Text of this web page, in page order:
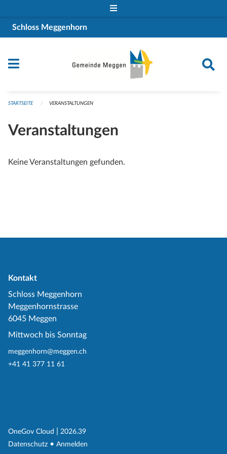
Schloss Meggenhorn
STARTSEITE VERANSTALTUNGEN
Veranstaltungen
Keine Veranstaltungen gefunden.
Kontakt
Schloss Meggenhorn
Meggenhornstrasse
6045 Meggen
Mittwoch bis Sonntag
meggenhorn@meggen.ch
+41 41 377 11 61
OneGov Cloud (External Link)
2026.39
Datenschutz (External Link)
Anmelden